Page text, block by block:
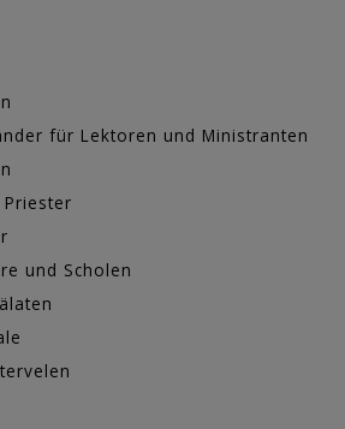
für Lektoren und Ministranten
und Scholen